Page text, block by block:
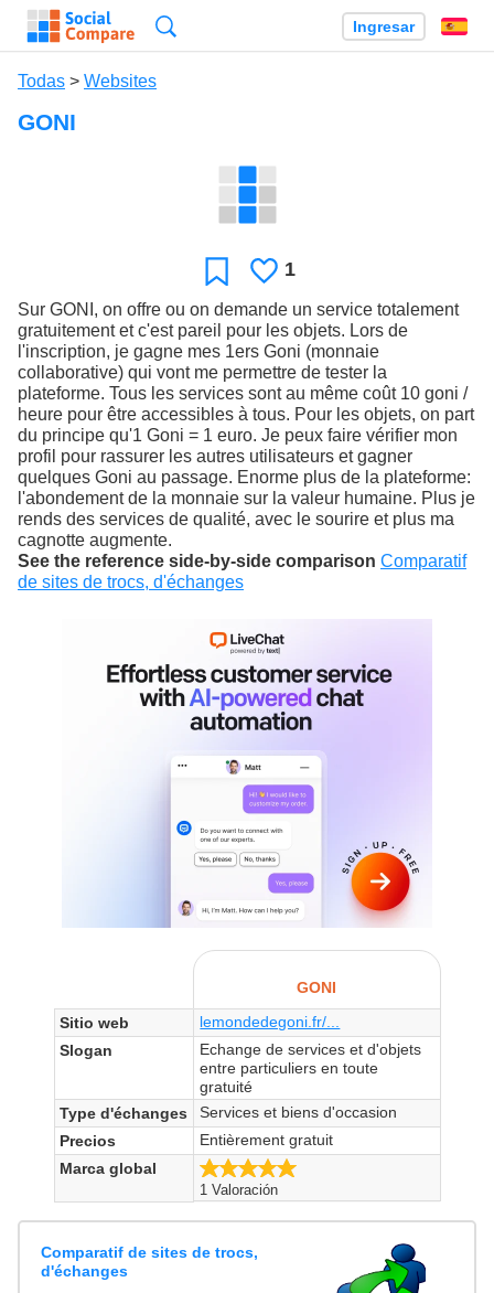
Ingresar
Todas > Websites
GONI
Favoritos
Le
gusta
1
Sur GONI, on offre ou on demande un service totalement
gratuitement et c'est pareil pour les objets. Lors de
l'inscription, je gagne mes 1ers Goni (monnaie
collaborative) qui vont me permettre de tester la
plateforme. Tous les services sont au même coût 10 goni /
heure pour être accessibles à tous. Pour les objets, on part
du principe qu'1 Goni = 1 euro. Je peux faire vérifier mon
profil pour rassurer les autres utilisateurs et gagner
quelques Goni au passage. Enorme plus de la plateforme:
l'abondement de la monnaie sur la valeur humaine. Plus je
rends des services de qualité, avec le sourire et plus ma
cagnotte augmente.
See the reference side-by-side comparison Comparatif
de sites de trocs, d'échanges
GONI
Sitio web
lemondedegoni.fr/...
Slogan
Echange de services et d'objets
entre particuliers en toute
gratuité
Type d'échanges
Services et biens d'occasion
Precios
Entièrement gratuit
Marca global
1 Valoración
Comparatif de sites de trocs,
d'échanges